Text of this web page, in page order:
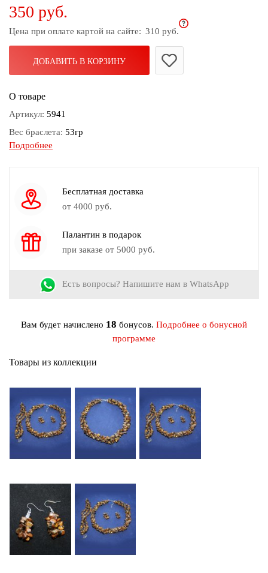
дома
Белье
и
колготки
для
пляжа
Новинки
350 руб.
Цена при оплате картой на сайте: 310 руб.
ДОБАВИТЬ В КОРЗИНУ
О товаре
Артикул: 5941
Вес браслета: 53гр
Длина браслета:
Цвет:Коричневый
Подробнее
Бесплатная доставка
от 4000 руб.
Палантин в подарок
при заказе от 5000 руб.
Есть вопросы? Напишите нам в WhatsApp
Вам будет начислено 18 бонусов. Подробнее о бонусной
программе
Товары из коллекции